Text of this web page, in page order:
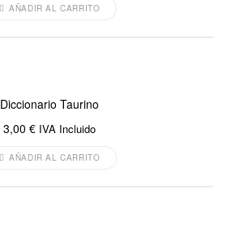
AÑADIR AL CARRITO
Diccionario Taurino
3,00 € IVA Incluido
AÑADIR AL CARRITO